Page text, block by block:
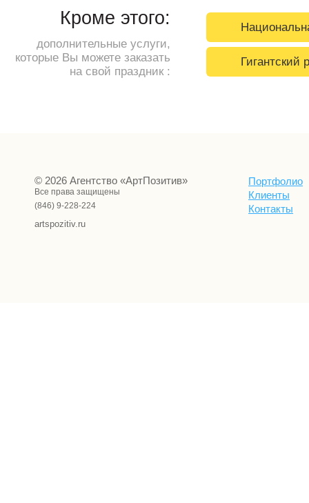
Кроме этого:
дополнительные услуги,
которые Вы можете заказать
на свой праздник :
Гигантский
© 2026 Агентство «АртПозитив»
Все права защищены
(846) 9-228-224
artspozitiv.ru
Портфолио
Клиенты
Контакты